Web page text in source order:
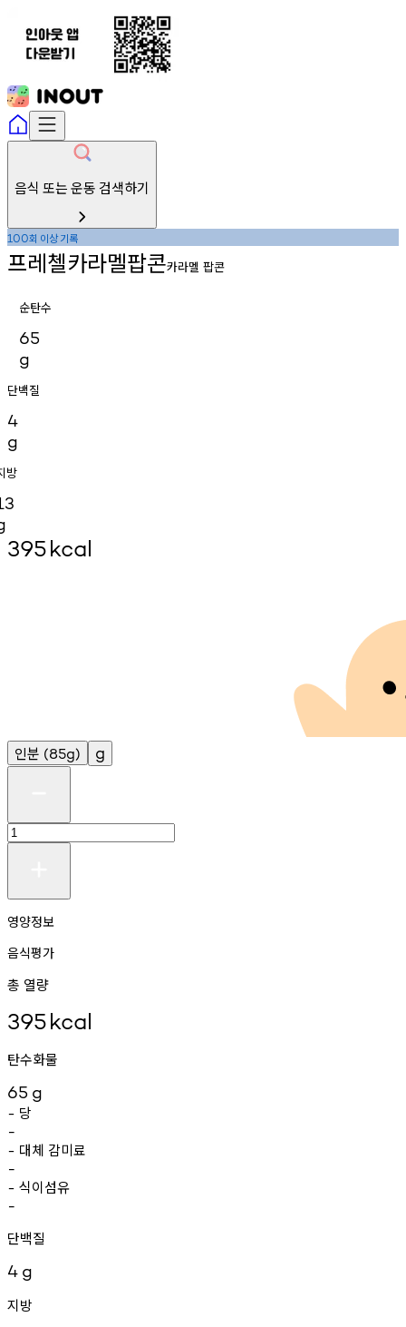
음식 또는 운동 검색하기
100회 이상기록
프레첼카라멜팝콘카라멜 팝콘
순탄수
65
g
단백질
4
g
방
395kcal
인분 (85g) g
영양정보
음식평가
총 열량
395kcal
탄수화물
65 g
- 당
-
- 대체 감미료
-
- 식이섬유
-
단백질
4 g
지방